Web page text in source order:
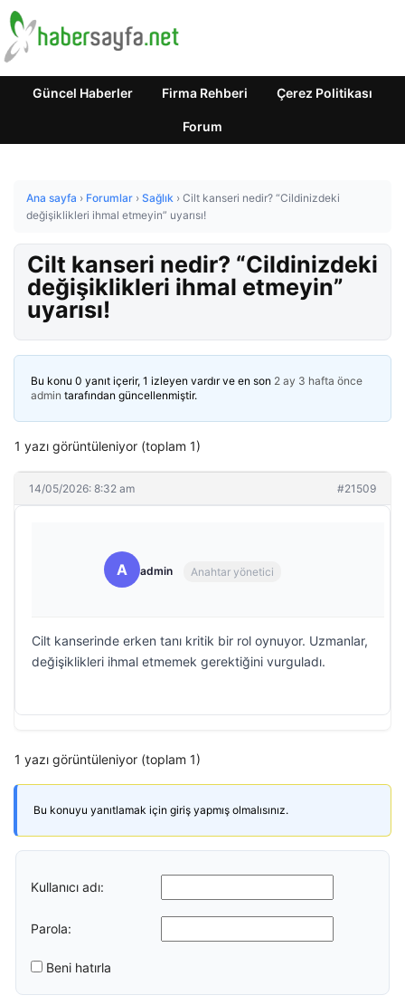
Güncel Haberler Firma Rehberi Çerez Politikası
Forum
Ana sayfa › Forumlar › Sağlık › Cilt kanseri nedir? “Cildinizdeki
değişiklikleri ihmal etmeyin” uyarısı!
Cilt kanseri nedir? “Cildinizdeki
değişiklikleri ihmal etmeyin”
uyarısı!
Bu konu 0 yanıt içerir, 1 izleyen vardır ve en son 2 ay 3 hafta önce
admin tarafından güncellenmiştir.
1 yazı görüntüleniyor (toplam 1)
14/05/2026: 8:32 am #21509
A admin Anahtar yönetici
Cilt kanserinde erken tanı kritik bir rol oynuyor. Uzmanlar,
değişiklikleri ihmal etmemek gerektiğini vurguladı.
1 yazı görüntüleniyor (toplam 1)
Bu konuyu yanıtlamak için giriş yapmış olmalısınız.
Kullanıcı adı:
Parola:
Beni hatırla